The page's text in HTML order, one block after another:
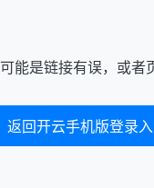
可能是链接有误，或者
返回开云手机版登录